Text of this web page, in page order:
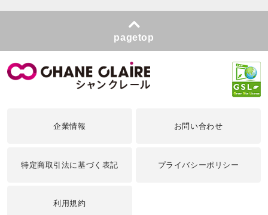
pagetop
企業情報 お問い合わせ
特定商取引法に基づく表記 プライバシーポリシー
利用規約